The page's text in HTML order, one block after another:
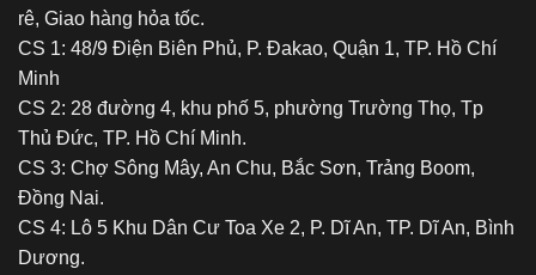
rê, Giao hàng hỏa tốc.
CS 1: 48/9 Điện Biên Phủ, P. Đakao, Quận 1, TP. Hồ Chí
Minh
CS 2: 28 đường 4, khu phố 5, phường Trường Thọ, Tp
Thủ Đức, TP. Hồ Chí Minh.
CS 3: Chợ Sông Mây, An Chu, Bắc Sơn, Trảng Boom,
Đồng Nai.
CS 4: Lô 5 Khu Dân Cư Toa Xe 2, P. Dĩ An, TP. Dĩ An, Bình
Dương.